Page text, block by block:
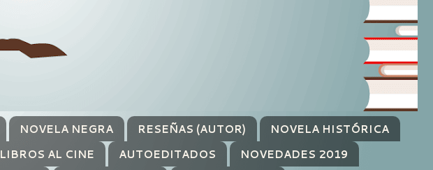
NOVELA NEGRA RESEÑAS (AUTOR)
NOVELA HISTÓRICA
LIBROS AL CINE AUTOEDITADOS
NOVEDADES 2019